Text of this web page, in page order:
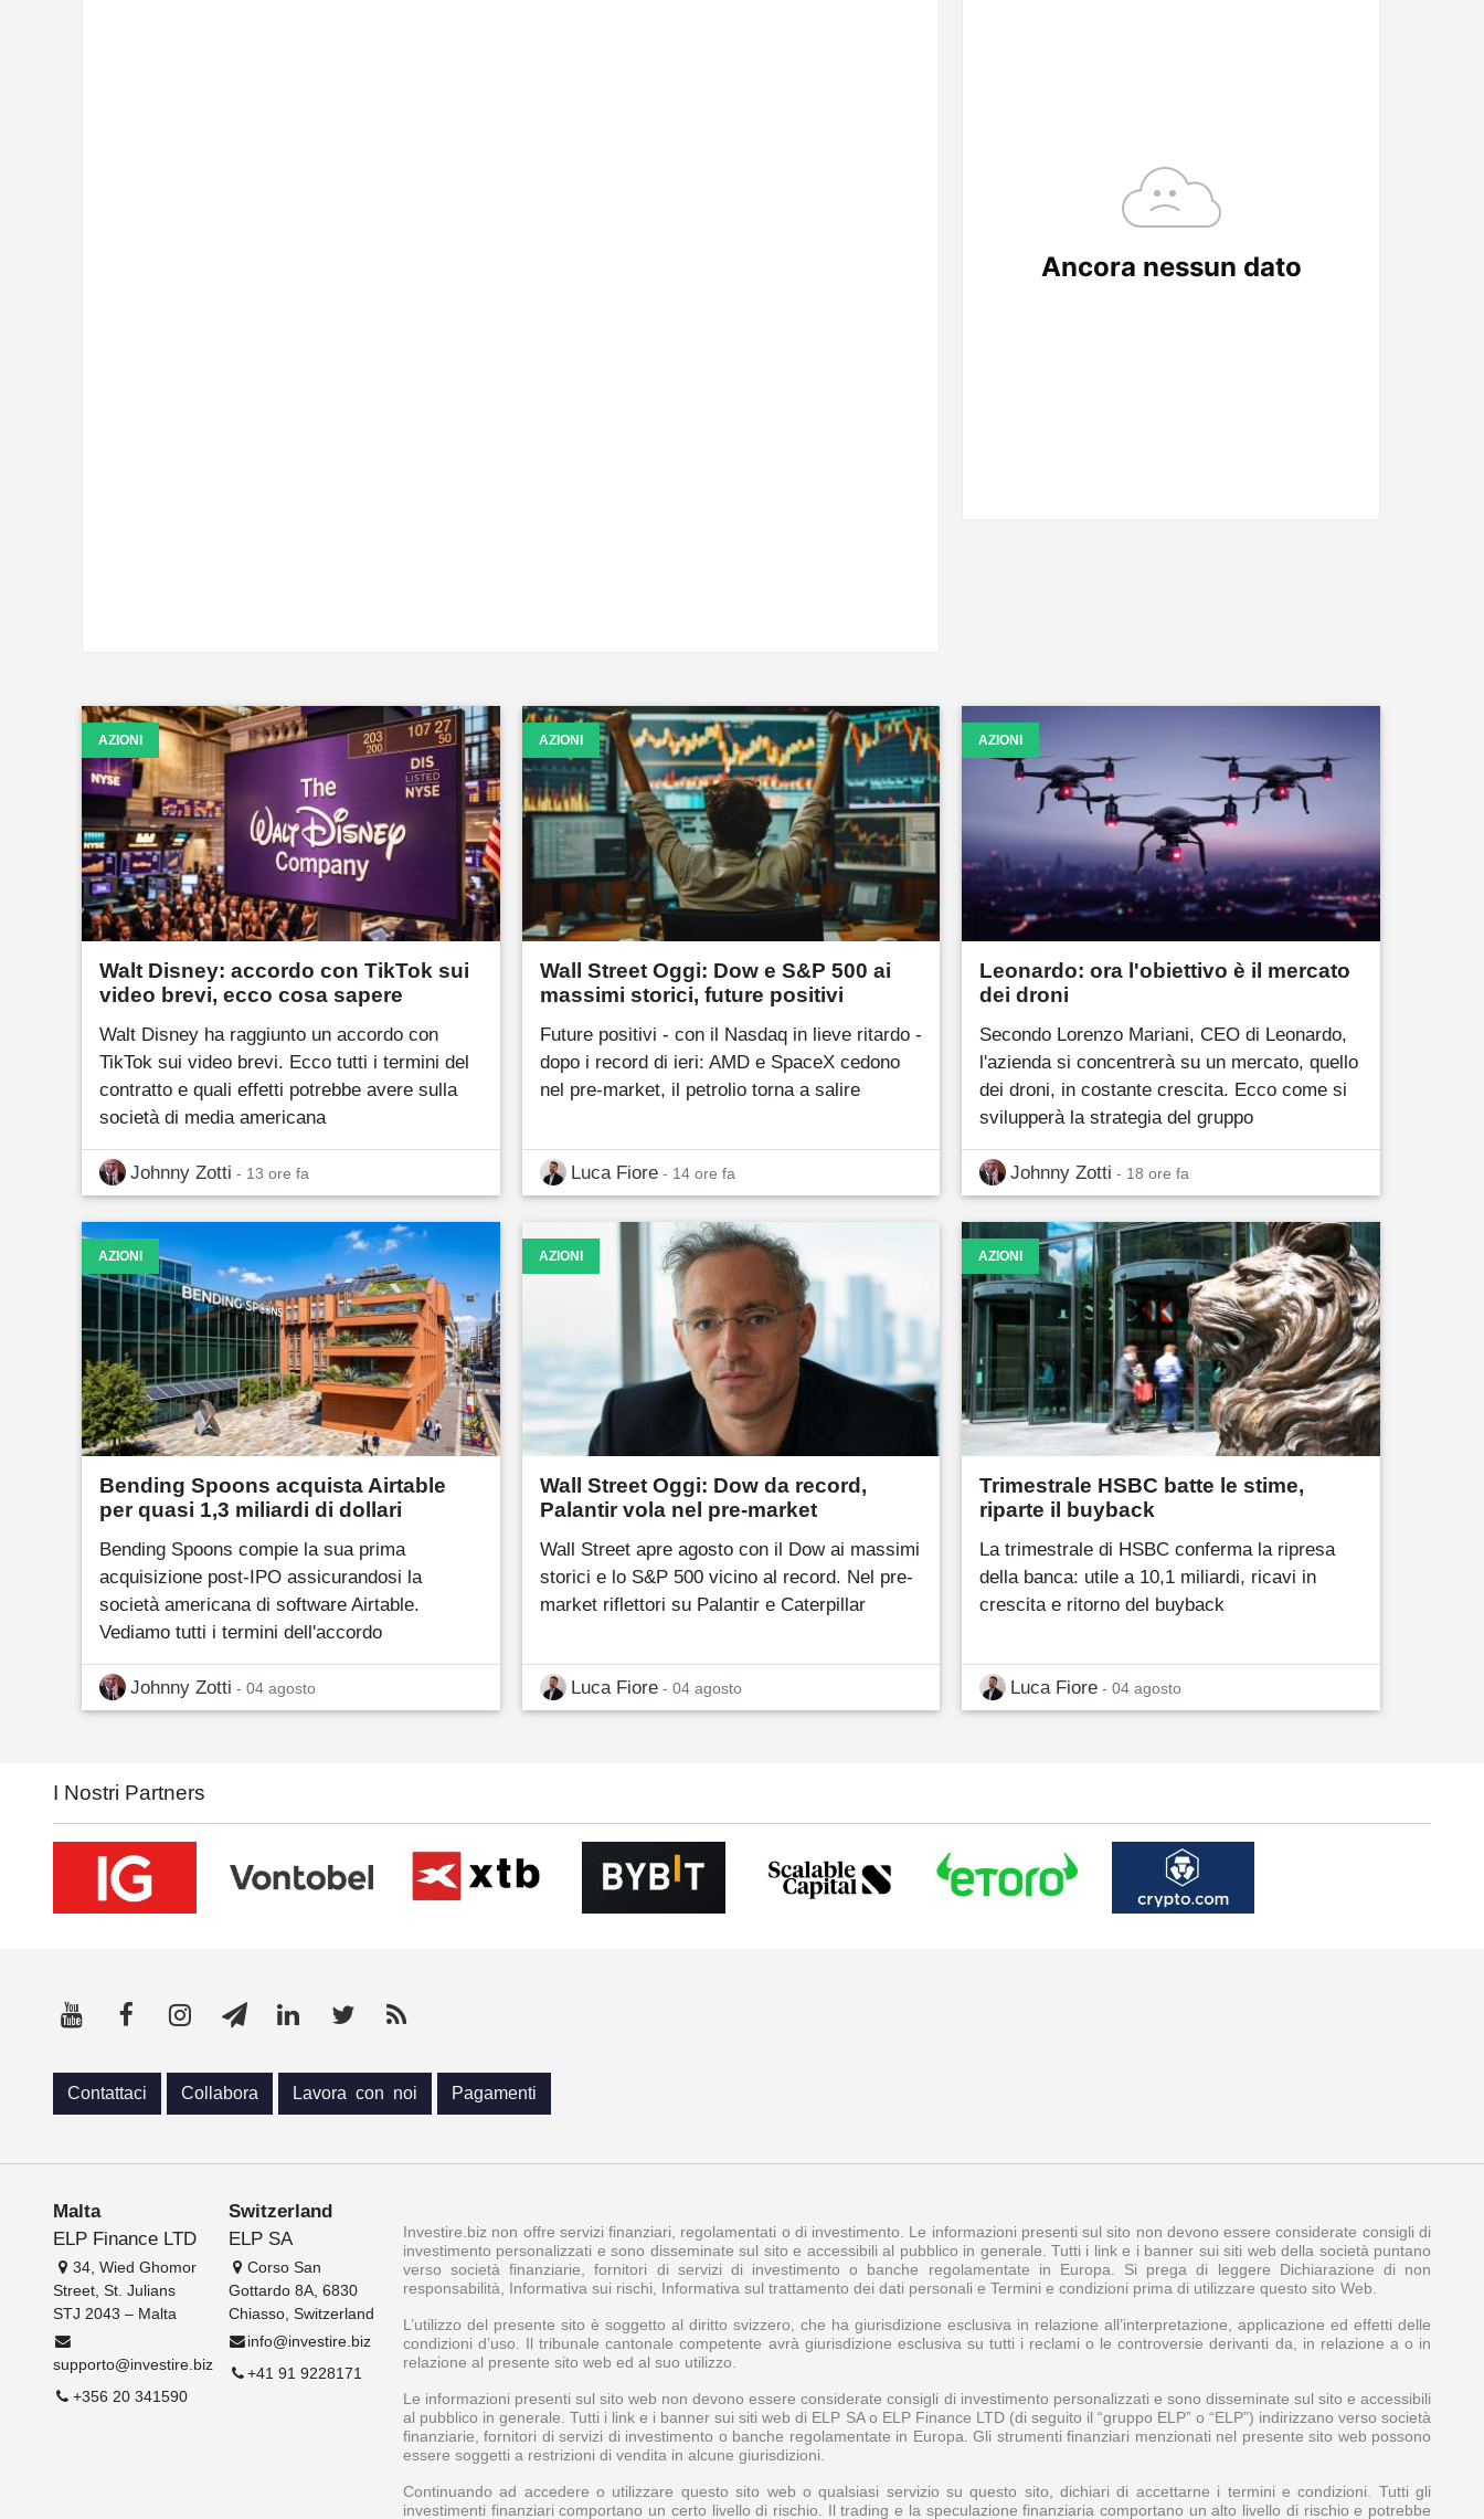
AZIONI
Walt Disney: accordo con TikTok sui
video brevi, ecco cosa sapere
Walt Disney ha raggiunto un accordo con
TikTok sui video brevi. Ecco tutti i termini del
contratto e quali effetti potrebbe avere sulla
società di media americana
Johnny Zotti - 13 ore fa
AZIONI
Wall Street Oggi: Dow e S&P 500 ai
massimi storici, future positivi
Future positivi - con il Nasdaq in lieve ritardo -
dopo i record di ieri: AMD e SpaceX cedono
nel pre-market, il petrolio torna a salire
Luca Fiore - 14 ore fa
AZIONI
Leonardo: ora l'obiettivo è il mercato
dei droni
Secondo Lorenzo Mariani, CEO di Leonardo,
l'azienda si concentrerà su un mercato, quello
dei droni, in costante crescita. Ecco come si
svilupperà la strategia del gruppo
Johnny Zotti - 18 ore fa
AZIONI
Bending Spoons acquista Airtable
per quasi 1,3 miliardi di dollari
Bending Spoons compie la sua prima
acquisizione post-IPO assicurandosi la
società americana di software Airtable.
Vediamo tutti i termini dell'accordo
Johnny Zotti - 04 agosto
AZIONI
Wall Street Oggi: Dow da record,
Palantir vola nel pre-market
Wall Street apre agosto con il Dow ai massimi
storici e lo S&P 500 vicino al record. Nel pre-
market riflettori su Palantir e Caterpillar
Luca Fiore - 04 agosto
AZIONI
Trimestrale HSBC batte le stime,
riparte il buyback
La trimestrale di HSBC conferma la ripresa
della banca: utile a 10,1 miliardi, ricavi in
crescita e ritorno del buyback
Luca Fiore - 04 agosto
I Nostri Partners
Contattaci Collabora Lavora con noi Pagamenti
Malta
ELP Finance LTD
34, Wied Ghomor
Street, St. Julians
STJ 2043 – Malta
supporto@investire.biz
+356 20 341590
Switzerland
ELP SA
Corso San
Gottardo 8A, 6830
Chiasso, Switzerland
info@investire.biz
+41 91 9228171
Investire.biz non offre servizi finanziari, regolamentati o di investimento. Le informazioni presenti sul sito non devono essere considerate consigli di
investimento personalizzati e sono disseminate sul sito e accessibili al pubblico in generale. Tutti i link e i banner sui siti web della società puntano
verso società finanziarie, fornitori di servizi di investimento o banche regolamentate in Europa. Si prega di leggere Dichiarazione di non
responsabilità, Informativa sui rischi, Informativa sul trattamento dei dati personali e Termini e condizioni prima di utilizzare questo sito Web.
L’utilizzo del presente sito è soggetto al diritto svizzero, che ha giurisdizione esclusiva in relazione all’interpretazione, applicazione ed effetti delle
condizioni d’uso. Il tribunale cantonale competente avrà giurisdizione esclusiva su tutti i reclami o le controversie derivanti da, in relazione a o in
relazione al presente sito web ed al suo utilizzo.
Le informazioni presenti sul sito web non devono essere considerate consigli di investimento personalizzati e sono disseminate sul sito e accessibili
al pubblico in generale. Tutti i link e i banner sui siti web di ELP SA o ELP Finance LTD (di seguito il “gruppo ELP” o “ELP”) indirizzano verso società
finanziarie, fornitori di servizi di investimento o banche regolamentate in Europa. Gli strumenti finanziari menzionati nel presente sito web possono
essere soggetti a restrizioni di vendita in alcune giurisdizioni.
Continuando ad accedere o utilizzare questo sito web o qualsiasi servizio su questo sito, dichiari di accettarne i termini e condizioni. Tutti gli
investimenti finanziari comportano un certo livello di rischio. Il trading e la speculazione finanziaria comportano un alto livello di rischio e potrebbe